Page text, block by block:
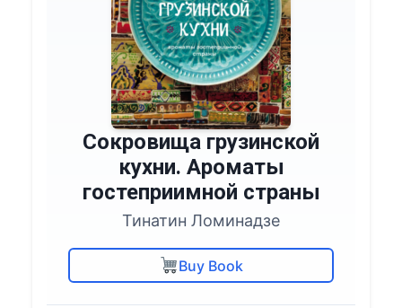
Сокровища грузинской
кухни. Ароматы
гостеприимной страны
Тинатин Ломинадзе
Buy Book